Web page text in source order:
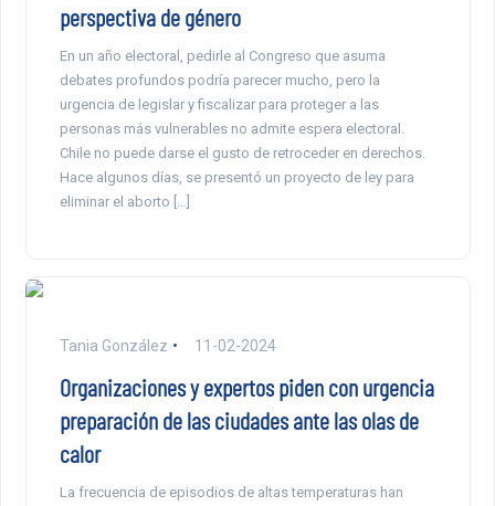
perspectiva de género
En un año electoral, pedirle al Congreso que asuma
debates profundos podría parecer mucho, pero la
urgencia de legislar y fiscalizar para proteger a las
personas más vulnerables no admite espera electoral.
Chile no puede darse el gusto de retroceder en derechos.
Hace algunos días, se presentó un proyecto de ley para
eliminar el aborto […]
Tania González 11-02-2024
Organizaciones y expertos piden con urgencia
preparación de las ciudades ante las olas de
calor
La frecuencia de episodios de altas temperaturas han